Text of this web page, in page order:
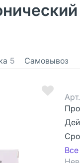
5 Самовывоз
Арт.